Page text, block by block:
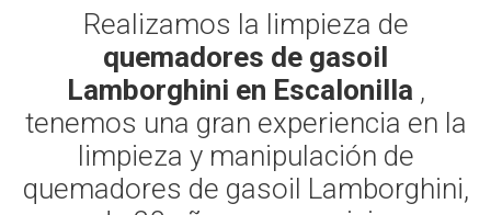
Realizamos la limpieza de
quemadores de gasoil
Lamborghini en Escalonilla ,
tenemos una gran experiencia en la
limpieza y manipulación de
quemadores de gasoil Lamborghini,